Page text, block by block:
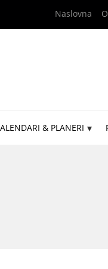
Naslovna
& PLANERI